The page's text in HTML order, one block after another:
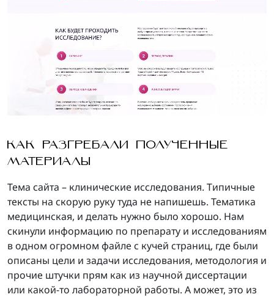
КАК РАЗГРЕБАЛИ ПОЛУЧЕННЫЕ
МАТЕРИАЛЫ
Тема сайта – клинические исследования. Типичные
тексты на скорую руку туда не напишешь. Тематика
медицинская, и делать нужно было хорошо. Нам
скинули информацию по препарату и исследованиям
в одном огромном файле с кучей страниц, где были
описаны цели и задачи исследования, методология и
прочие штучки прям как из научной диссертации
или какой-то лабораторной работы. А может, это из